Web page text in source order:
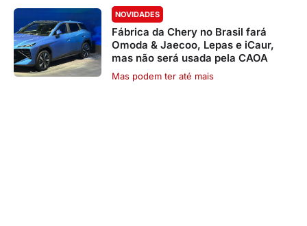
NOVIDADES
Fábrica da Chery no Brasil fará
Omoda & Jaecoo, Lepas e iCaur,
mas não será usada pela CAOA
Mas podem ter até mais